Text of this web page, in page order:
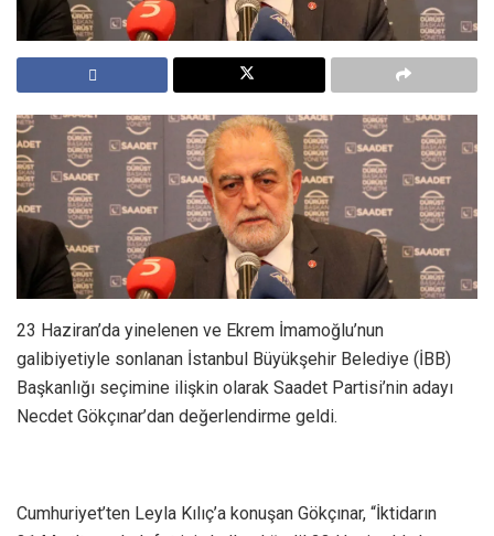
23 Haziran’da yinelenen ve Ekrem İmamoğlu’nun
galibiyetiyle sonlanan İstanbul Büyükşehir Belediye (İBB)
Başkanlığı seçimine ilişkin olarak Saadet Partisi’nin adayı
Necdet Gökçınar’dan değerlendirme geldi.
Cumhuriyet’ten Leyla Kılıç’a konuşan Gökçınar, “İktidarın